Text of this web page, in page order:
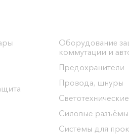
Оборудование
коммутации и
Предохранители
Провода, шнуры
Силовые разъёмы
Системы для